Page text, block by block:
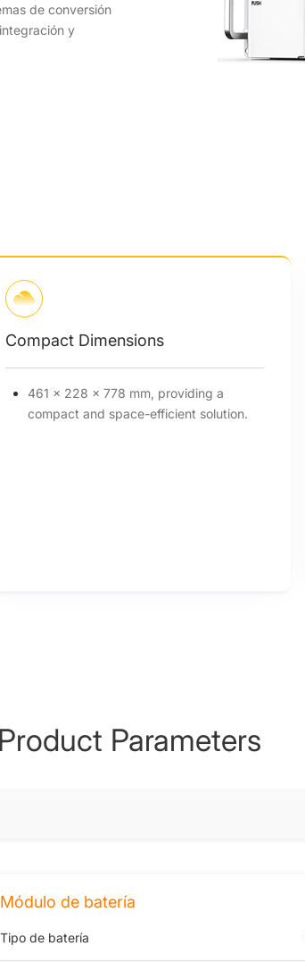
de conversión
y
Compact Dimensions
461 × 228 × 778 mm, providing a
compact and space-efficient
Product Parameters
Módulo de batería
Tipo de batería